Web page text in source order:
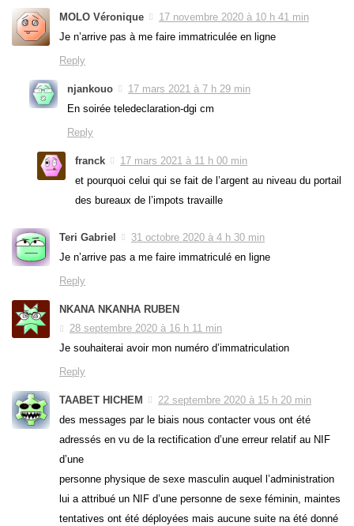
MOLO Véronique
17 novembre 2020 à 10 h 41 min
Je n’arrive pas à me faire immatriculée en ligne
Reply
njankouo
17 mars 2021 à 7 h 29 min
En soirée teledeclaration-dgi cm
Reply
franck
17 mars 2021 à 11 h 00 min
et pourquoi celui qui se fait de l’argent au niveau du portail
des bureaux de l’impots travaille
Teri Gabriel
31 octobre 2020 à 4 h 30 min
Je n’arrive pas a me faire immatriculé en ligne
Reply
NKANA NKANHA RUBEN
28 septembre 2020 à 16 h 11 min
Je souhaiterai avoir mon numéro d’immatriculation
Reply
TAABET HICHEM
22 septembre 2020 à 15 h 20 min
des messages par le biais nous contacter vous ont été
adressés en vu de la rectification d’une erreur relatif au NIF
d’une
personne physique de sexe masculin auquel l’administration
lui a attribué un NIF d’une personne de sexe féminin, maintes
tentatives ont été déployées mais aucune suite na été donné